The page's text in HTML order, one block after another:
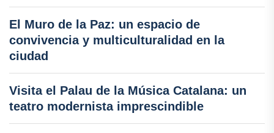
El Muro de la Paz: un espacio de
convivencia y multiculturalidad en la
ciudad
Visita el Palau de la Música Catalana: un
teatro modernista imprescindible